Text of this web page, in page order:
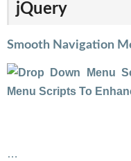
jQuery
Smooth Navigation
…